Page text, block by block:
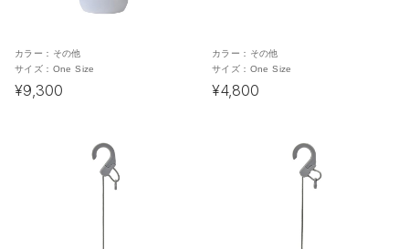
カラー： その他
サイズ： One Size
¥9,300
カラー： その他
サイズ： One Size
¥4,800